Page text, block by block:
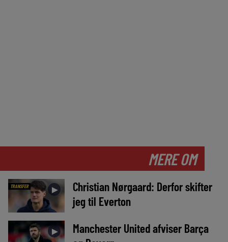
MERE OM
TRANSFER ►
Christian Nørgaard: Derfor skifter
jeg til Everton
►
Manchester United afviser Barça